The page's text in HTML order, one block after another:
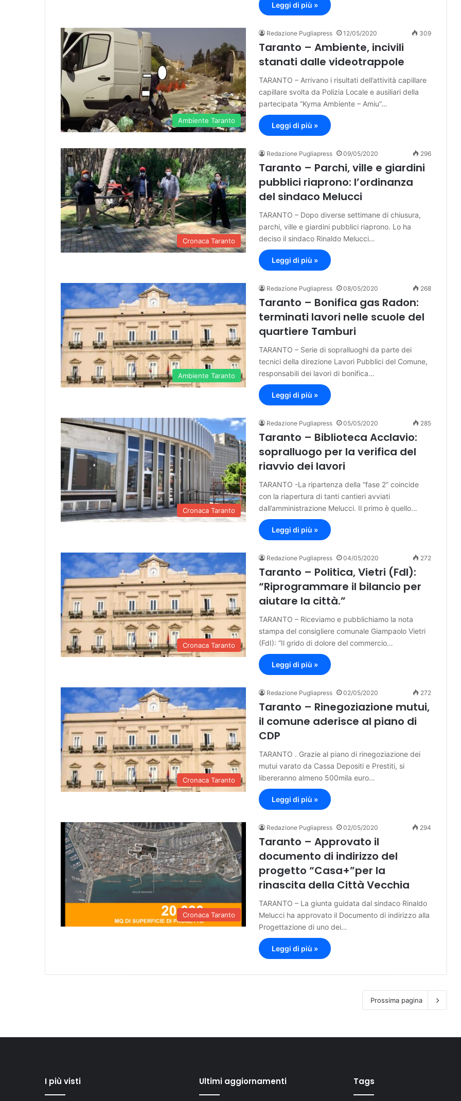
Leggi di più »
Ambiente Taranto
Redazione Pugliapress 12/05/2020 309
Taranto – Ambiente, incivili
stanati dalle videotrappole
TARANTO – Arrivano i risultati dell’attività capillare
capillare svolta da Polizia Locale e ausiliari della
partecipata “Kyma Ambiente – Amiu”…
Leggi di più »
Cronaca Taranto
Redazione Pugliapress 09/05/2020 296
Taranto – Parchi, ville e giardini
pubblici riaprono: l’ordinanza
del sindaco Melucci
TARANTO – Dopo diverse settimane di chiusura,
parchi, ville e giardini pubblici riaprono. Lo ha
deciso il sindaco Rinaldo Melucci…
Leggi di più »
Ambiente Taranto
Redazione Pugliapress 08/05/2020 268
Taranto – Bonifica gas Radon:
terminati lavori nelle scuole del
quartiere Tamburi
TARANTO – Serie di sopralluoghi da parte dei
tecnici della direzione Lavori Pubblici del Comune,
responsabili dei lavori di bonifica…
Leggi di più »
Cronaca Taranto
Redazione Pugliapress 05/05/2020 285
Taranto – Biblioteca Acclavio:
sopralluogo per la verifica del
riavvio dei lavori
TARANTO -La ripartenza della “fase 2” coincide
con la riapertura di tanti cantieri avviati
dall’amministrazione Melucci. Il primo è quello…
Leggi di più »
Cronaca Taranto
Redazione Pugliapress 04/05/2020 272
Taranto – Politica, Vietri (FdI):
“Riprogrammare il bilancio per
aiutare la città.”
TARANTO – Riceviamo e pubblichiamo la nota
stampa del consigliere comunale Giampaolo Vietri
(FdI): “Il grido di dolore del commercio…
Leggi di più »
Cronaca Taranto
Redazione Pugliapress 02/05/2020 272
Taranto – Rinegoziazione mutui,
il comune aderisce al piano di
CDP
TARANTO . Grazie al piano di rinegoziazione dei
mutui varato da Cassa Depositi e Prestiti, si
libereranno almeno 500mila euro…
Leggi di più »
Cronaca Taranto
Redazione Pugliapress 02/05/2020 294
Taranto – Approvato il
documento di indirizzo del
progetto “Casa+”per la
rinascita della Città Vecchia
TARANTO – La giunta guidata dal sindaco Rinaldo
Melucci ha approvato il Documento di indirizzo alla
Progettazione di uno dei…
Leggi di più »
Prossima pagina
I più visti Ultimi aggiornamenti Tags